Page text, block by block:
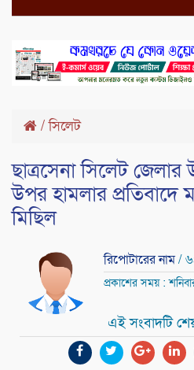
/সিলেট
ছাত্রসেনা সিলেট জেলার
উপর হামলার প্রতিবাদে
মিছিল
রিপোটারের নাম/
প্রকাশের সময় :
এই সংবাদটি